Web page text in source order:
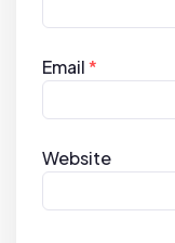
Email*
Website